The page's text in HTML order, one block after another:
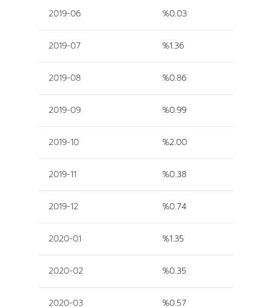
2019-06 %0.03
2019-07 %1.36
2019-08 %0.86
2019-09 %0.99
2019-10 %2.00
2019-11 %0.38
2019-12 %0.74
2020-01 %1.35
2020-02 %0.35
2020-03 %0.57